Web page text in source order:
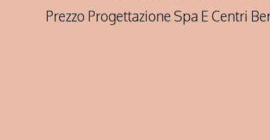
Prezzo Progettazione Spa E Centri